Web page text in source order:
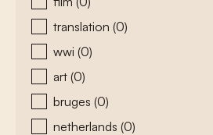
translation (0)
wwi (0)
art (0)
bruges (0)
netherlands (0)